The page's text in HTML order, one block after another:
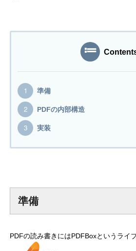
準備
PDFの内部構造
実装
準備
PDFの読み書きにはPDFBoxというライ